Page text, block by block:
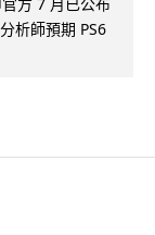
析師預期 PS6